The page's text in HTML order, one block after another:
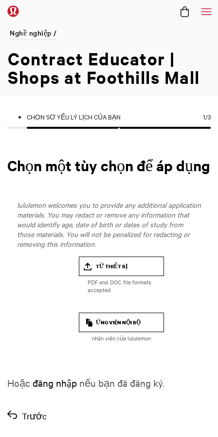
Nghề nghiệp /
Contract Educator |
Shops at Foothills Mall
CHỌN SƠ YẾU LÝ LỊCH CỦA BẠN 1/3
Chọn một tùy chọn để áp dụng
lululemon welcomes you to provide any additional application
materials. You may redact or remove any information that
would identify age, date of birth or dates of study from
those materials. You will not be penalized for redacting or
removing this information.
TỪ THIẾT BỊ
ỨNG VIÊN NỘI BỘ
nhân viên của lululemon
Hoặc đăng nhập nếu bạn đã đăng ký.
Trước